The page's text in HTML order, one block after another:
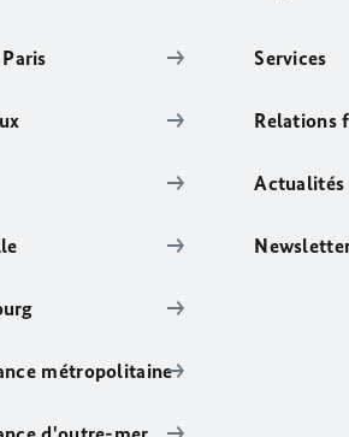
métropolitaine
Services
Relations
Actualités